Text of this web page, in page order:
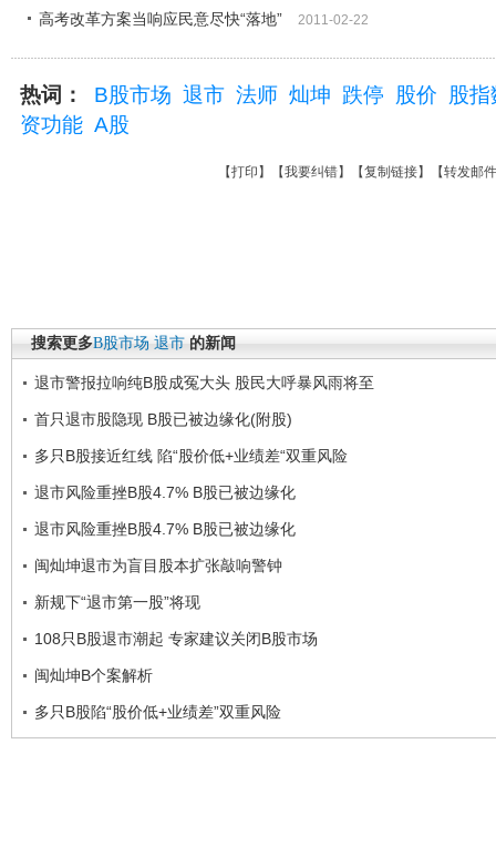
高考改革方案当响应民意尽快“落地” 2011-02-22
热词： B股市场 退市 法师 灿坤 跌停 股价
股指
资功能 A股
【打印 】【我要纠错】【复制链接】【转发邮件
搜索更多B股市场 退市 的新闻
退市警报拉响纯B股成冤大头 股民大呼暴风雨将至
首只退市股隐现 B股已被边缘化(附股)
多只B股接近红线 陷“股价低+业绩差“双重风险
退市风险重挫B股4.7% B股已被边缘化
退市风险重挫B股4.7% B股已被边缘化
闽灿坤退市为盲目股本扩张敲响警钟
新规下“退市第一股”将现
108只B股退市潮起 专家建议关闭B股市场
闽灿坤B个案解析
多只B股陷“股价低+业绩差”双重风险